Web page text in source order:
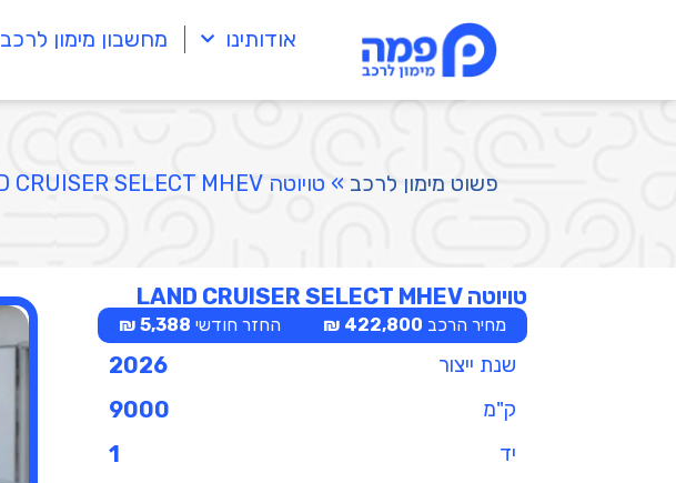
אודותינו מחשבון מימון לרכב
פשוט מימון לרכב » טויוטה LAND CRUISER SELECT MHEV
טויוטה LAND CRUISER SELECT MHEV
מחיר הרכב 422,800 ₪ החזר חודשי 5,388 ₪
שנת ייצור 2026
ק"מ 9000
יד 1